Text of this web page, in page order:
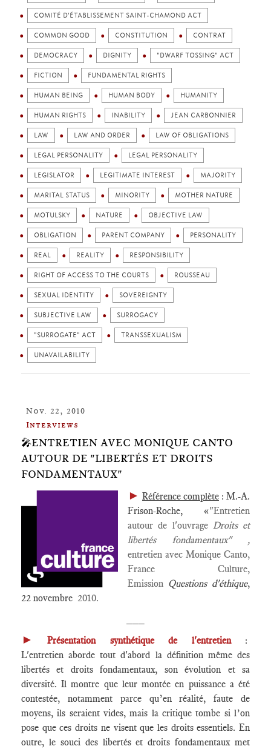
COMITÉ D'ÉTABLISSEMENT SAINT-CHAMOND ACT
COMMON GOOD CONSTITUTION CONTRAT
DEMOCRACY DIGNITY "DWARF TOSSING" ACT
FICTION FUNDAMENTAL RIGHTS
HUMAN BEING HUMAN BODY HUMANITY
HUMAN RIGHTS INABILITY JEAN CARBONNIER
LAW LAW AND ORDER LAW OF OBLIGATIONS
LEGAL PERSONALITY LEGAL PERSONALITY
LEGISLATOR LEGITIMATE INTEREST MAJORITY
MARITAL STATUS MINORITY MOTHER NATURE
MOTULSKY NATURE OBJECTIVE LAW
OBLIGATION PARENT COMPANY PERSONALITY
REAL REALITY RESPONSIBILITY
RIGHT OF ACCESS TO THE COURTS ROUSSEAU
SEXUAL IDENTITY SOVEREIGNTY
SUBJECTIVE LAW SURROGACY
"SURROGATE" ACT TRANSSEXUALISM
UNAVAILABILITY
Nov. 22, 2010
Interviews
🎤ENTRETIEN AVEC MONIQUE CANTO
AUTOUR DE "LIBERTÉS ET DROITS
FONDAMENTAUX"
► Référence complète : M.-A.
Frison-Roche, «"Entretien
autour de l'ouvrage Droits et
libertés fondamentaux" ,
entretien avec Monique Canto,
France Culture,
Emission Questions d'éthique,
22 novembre 2010.
► Présentation synthétique de l'entretien :
L'entretien aborde tout d'abord la définition même des
libertés et droits fondamentaux, son évolution et sa
diversité. Il montre que leur montée en puissance a été
contestée, notamment parce qu’en réalité, faute de
moyens, ils seraient vides, mais la critique tombe si l’on
pose que ces droits ne visent que les droits essentiels. En
outre, le souci des libertés et droits fondamentaux met